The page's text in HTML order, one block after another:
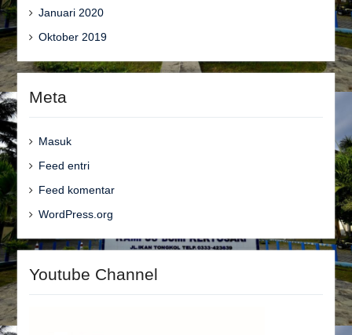
Januari 2020
Oktober 2019
Meta
Masuk
Feed entri
Feed komentar
WordPress.org
Youtube Channel